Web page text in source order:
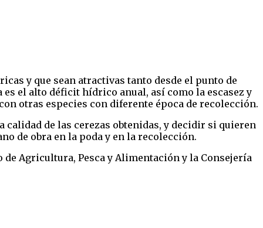
y que sean atractivas tanto desde el punto de
el alto déficit hídrico anual, así como la escasez y
otras especies con diferente época de recolección.
de las cerezas obtenidas, y decidir si quieren
de obra en la poda y en la recolección.
Agricultura, Pesca y Alimentación y la Consejería